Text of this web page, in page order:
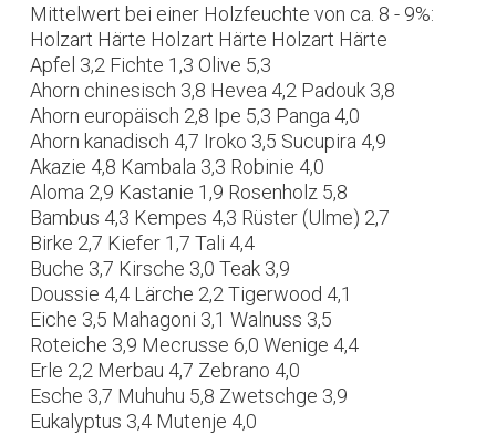
Mittelwert bei einer Holzfeuchte von ca. 8 - 9%:
Holzart Härte Holzart Härte Holzart Härte
Apfel 3,2 Fichte 1,3 Olive 5,3
Ahorn chinesisch 3,8 Hevea 4,2 Padouk 3,8
Ahorn europäisch 2,8 Ipe 5,3 Panga 4,0
Ahorn kanadisch 4,7 Iroko 3,5 Sucupira 4,9
Akazie 4,8 Kambala 3,3 Robinie 4,0
Aloma 2,9 Kastanie 1,9 Rosenholz 5,8
Bambus 4,3 Kempes 4,3 Rüster (Ulme) 2,7
Birke 2,7 Kiefer 1,7 Tali 4,4
Buche 3,7 Kirsche 3,0 Teak 3,9
Doussie 4,4 Lärche 2,2 Tigerwood 4,1
Eiche 3,5 Mahagoni 3,1 Walnuss 3,5
Roteiche 3,9 Mecrusse 6,0 Wenige 4,4
Erle 2,2 Merbau 4,7 Zebrano 4,0
Esche 3,7 Muhuhu 5,8 Zwetschge 3,9
Eukalyptus 3,4 Mutenje 4,0